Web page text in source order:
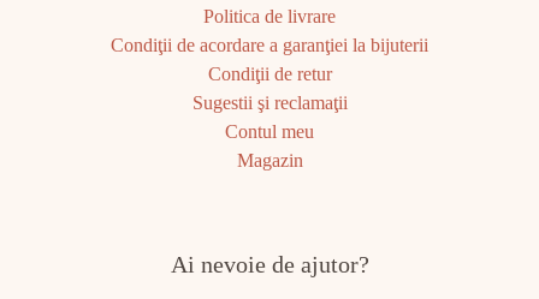
Politica de livrare
Condiţii de acordare a garanţiei la bijuterii
Condiţii de retur
Sugestii şi reclamaţii
Contul meu
Magazin
Ai nevoie de ajutor?